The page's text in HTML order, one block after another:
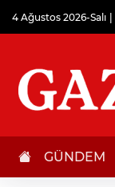
4 Ağustos 2026-Salı
GÜNDEM